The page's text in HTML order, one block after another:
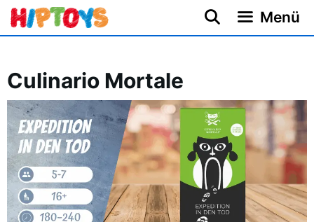
Zum
Inhalt
Menü
Culinario Mortale